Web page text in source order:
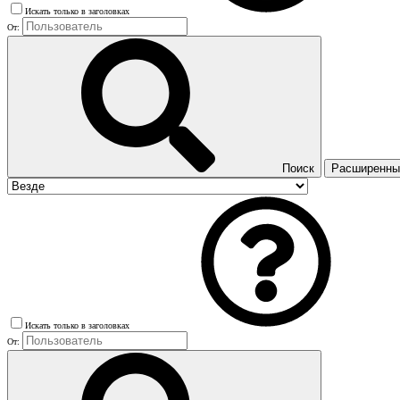
Искать только в заголовках
От:
Поиск
Искать только в заголовках
От: